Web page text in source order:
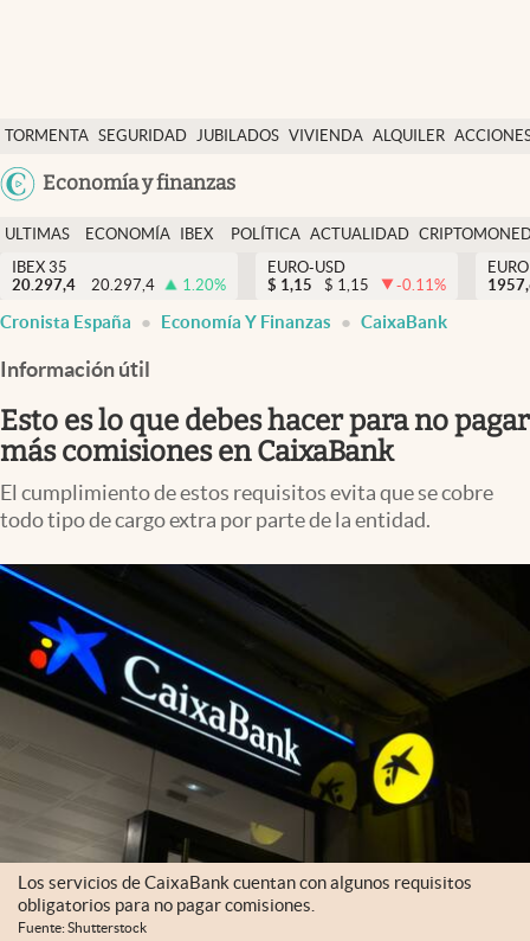
TORMENTA SEGURIDAD JUBILADOS VIVIENDA ALQUILER
Colombia
Economía y finanzas
Economía y finanzas
Política
Actualidad
Criptomonedas
España
ULTIMAS
NOTICIAS
ECONOMÍA
FINANZAS
IBEX
EURO
POLÍTICA ACTUALIDAD
IBEX 35
20.297,4
20.297,4 1.20%
EURO-USD
$ 1,15 $ 1,15 -0.11%
Cronista España Economía Y Finanzas CaixaBank
Información útil
Esto es lo que debes hacer para no pagar
más comisiones en CaixaBank
El cumplimiento de estos requisitos evita que se cobre
todo tipo de cargo extra por parte de la entidad.
Los servicios de CaixaBank cuentan con algunos requisitos
obligatorios para no pagar comisiones.
Fuente: Shutterstock